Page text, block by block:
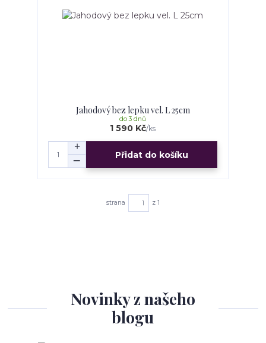
Jahodový bez lepku vel. L 25cm
1 590 Kč/ks
do 3 dnů
Přidat do košíku
strana z 1
Novinky z našeho
blogu